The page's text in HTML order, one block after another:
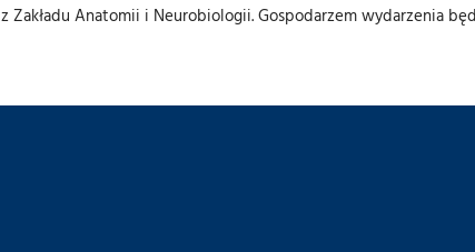
z Zakładu Anatomii i Neurobiologii. Gospodarzem wydarzenia